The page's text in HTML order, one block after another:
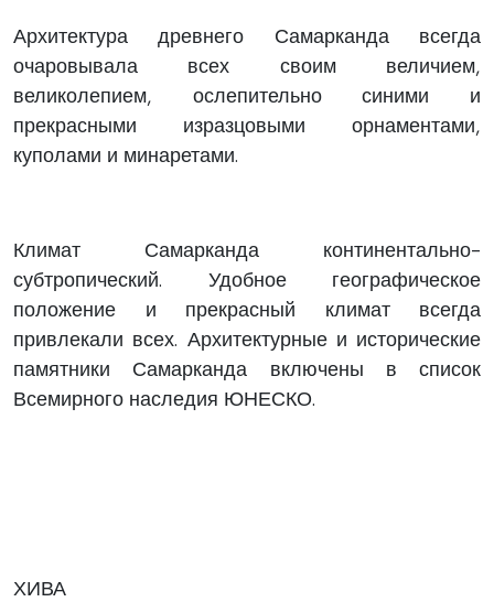
Архитектура древнего Самарканда всегда
очаровывала всех своим величием,
великолепием, ослепительно синими и
прекрасными изразцовыми орнаментами,
куполами и минаретами.
Климат Самарканда континентально-
субтропический. Удобное географическое
положение и прекрасный климат всегда
привлекали всех. Архитектурные и исторические
памятники Самарканда включены в список
Всемирного наследия ЮНЕСКО.
ХИВА